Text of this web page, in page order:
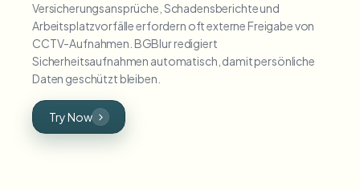
Versicherungsansprüche, Schadensberichte und
Arbeitsplatzvorfälle erfordern oft externe Freigabe von
CCTV-Aufnahmen. BGBlur redigiert
Sicherheitsaufnahmen automatisch, damit persönliche
Daten geschützt bleiben.
Try Now